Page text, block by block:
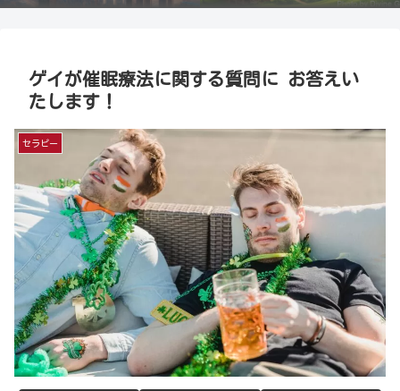
ゲイが催眠療法に関する質問に お答えい
たします！
セラピー